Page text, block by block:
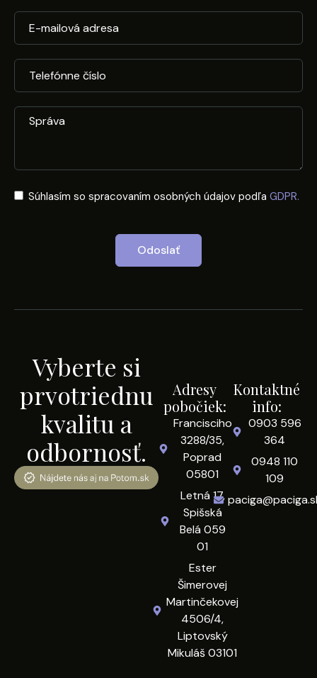
Súhlasím so spracovaním osobných údajov podľa GDPR.
Odoslať
Vyberte si
prvotriednu
kvalitu a
odbornosť.
Adresy
pobočiek:
Francisciho
3288/35,
Poprad
05801
Letná 17,
Spišská
Belá 059
01
Ester
Šimerovej
Martinčekovej
4506/4,
Liptovský
Mikuláš 03101
Kontaktné
info:
0903 596
364
0948 110
109